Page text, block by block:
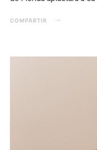
COMPARTIR